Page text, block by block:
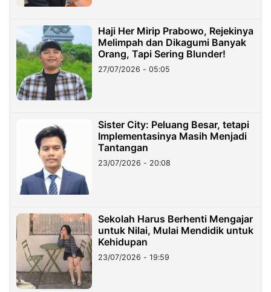
Haji Her Mirip Prabowo, Rejekinya
Melimpah dan Dikagumi Banyak
Orang, Tapi Sering Blunder!
27/07/2026 - 05:05
Sister City: Peluang Besar, tetapi
Implementasinya Masih Menjadi
Tantangan
23/07/2026 - 20:08
Sekolah Harus Berhenti Mengajar
untuk Nilai, Mulai Mendidik untuk
Kehidupan
23/07/2026 - 19:59